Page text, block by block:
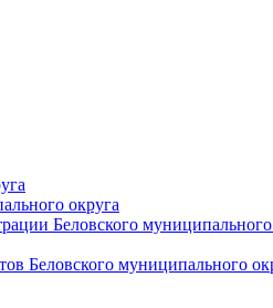
округа
Беловского муниципального
Беловского муниципального